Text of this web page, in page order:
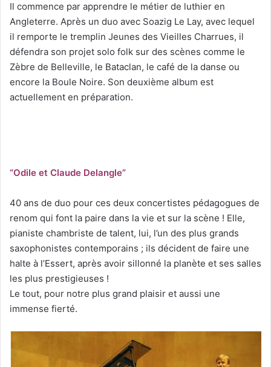
Il commence par apprendre le métier de luthier en
Angleterre. Après un duo avec Soazig Le Lay, avec lequel
il remporte le tremplin Jeunes des Vieilles Charrues, il
défendra son projet solo folk sur des scènes comme le
Zèbre de Belleville, le Bataclan, le café de la danse ou
encore la Boule Noire. Son deuxième album est
actuellement en préparation.
“Odile et Claude Delangle”
40 ans de duo pour ces deux concertistes pédagogues de
renom qui font la paire dans la vie et sur la scène ! Elle,
pianiste chambriste de talent, lui, l’un des plus grands
saxophonistes contemporains ; ils décident de faire une
halte à l’Essert, après avoir sillonné la planète et ses salles
les plus prestigieuses !
Le tout, pour notre plus grand plaisir et aussi une
immense fierté.